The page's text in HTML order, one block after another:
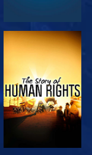
СМОТРЕТЬ